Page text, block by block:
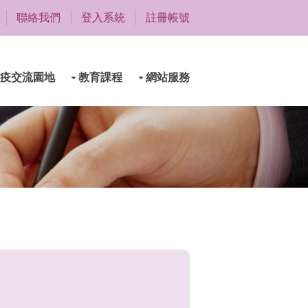
聯絡我們 登入系統 註冊帳號
交流園地 教育課程 網站服務